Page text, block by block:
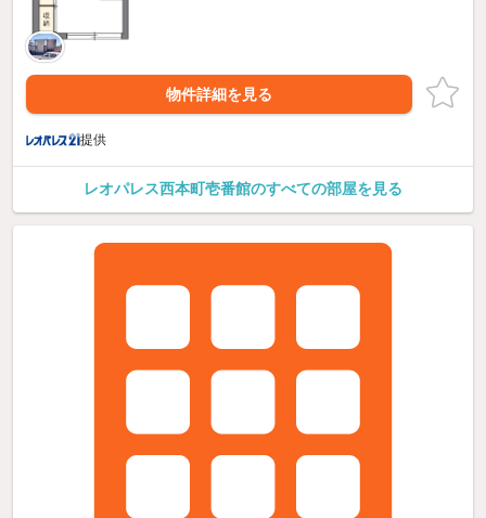
物件詳細を見る
提供
レオパレス西本町壱番館のすべての部屋を見る